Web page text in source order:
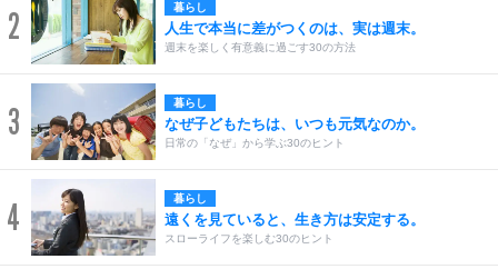
2 暮らし
人生で本当に差がつくのは、実は週末。
週末を楽しく有意義に過ごす30の方法
3 暮らし
なぜ子どもたちは、いつも元気なのか。
日常の「なぜ」から学ぶ30のヒント
4 暮らし
遠くを見ていると、生き方は安定する。
スローライフを楽しむ30のヒント